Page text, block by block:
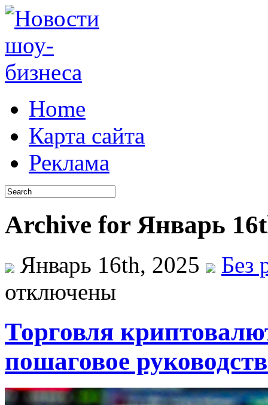
Home
Карта сайта
Реклама
Archive for Январь
Январь 16th, 2025
Без
отключены
Торговля
пошаговое